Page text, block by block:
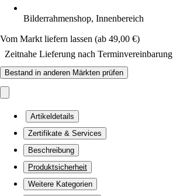
Bilderrahmenshop, Innenbereich
Vom Markt liefern lassen (ab 49,00 €)
Zeitnahe Lieferung nach Terminvereinbarung
Bestand in anderen Märkten prüfen
Artikeldetails
Zertifikate & Services
Beschreibung
Produktsicherheit
Weitere Kategorien